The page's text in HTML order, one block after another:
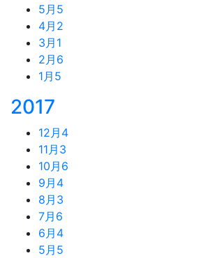
5月 5
4月 2
3月 1
2月 6
1月 5
2017
12月 4
11月 3
10月 6
9月 4
8月 3
7月 6
6月 4
5月 5